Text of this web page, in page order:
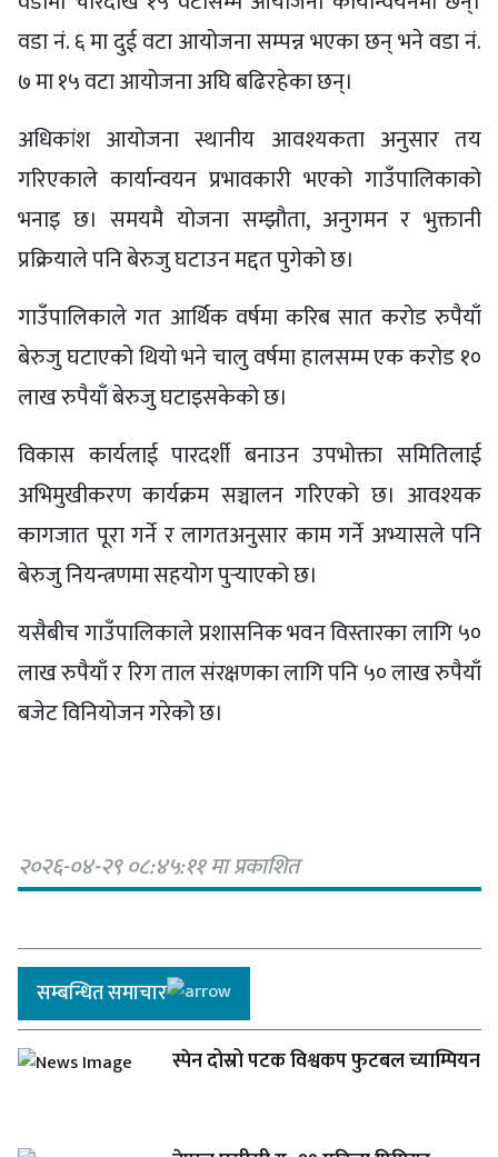
वडा नं. ६ मा दुई वटा आयोजना सम्पन्न भएका छन् भने वडा नं.
७ मा १५ वटा आयोजना अघि बढिरहेका छन्।
अधिकांश आयोजना स्थानीय आवश्यकता अनुसार तय
गरिएकाले कार्यान्वयन प्रभावकारी भएको गाउँपालिकाको
भनाइ छ। समयमै योजना सम्झौता, अनुगमन र भुक्तानी
प्रक्रियाले पनि बेरुजु घटाउन मद्दत पुगेको छ।
गाउँपालिकाले गत आर्थिक वर्षमा करिब सात करोड रुपैयाँ
बेरुजु घटाएको थियो भने चालु वर्षमा हालसम्म एक करोड १०
लाख रुपैयाँ बेरुजु घटाइसकेको छ।
विकास कार्यलाई पारदर्शी बनाउन उपभोक्ता समितिलाई
अभिमुखीकरण कार्यक्रम सञ्चालन गरिएको छ। आवश्यक
कागजात पूरा गर्ने र लागतअनुसार काम गर्ने अभ्यासले पनि
बेरुजु नियन्त्रणमा सहयोग पुर्‍याएको छ।
यसैबीच गाउँपालिकाले प्रशासनिक भवन विस्तारका लागि ५०
लाख रुपैयाँ र रिग ताल संरक्षणका लागि पनि ५० लाख रुपैयाँ
बजेट विनियोजन गरेको छ।
२०२६-०४-२९ ०८:४५:११ मा प्रकाशित
सम्बन्धित समाचार
स्पेन दोस्रो पटक विश्वकप फुटबल च्याम्पियन